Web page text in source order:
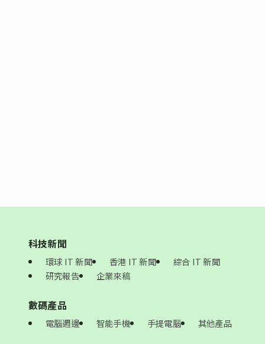
科技新聞
環球 IT 新聞 香港 IT 新聞
綜合 IT 新聞
研究報告
企業來稿
數碼產品
電腦週邊 智能手機 手提電腦 其他產品